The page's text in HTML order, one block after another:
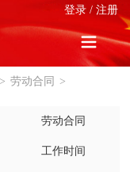
登录 / 注册
> 劳动合同 >
劳动合同
工作时间